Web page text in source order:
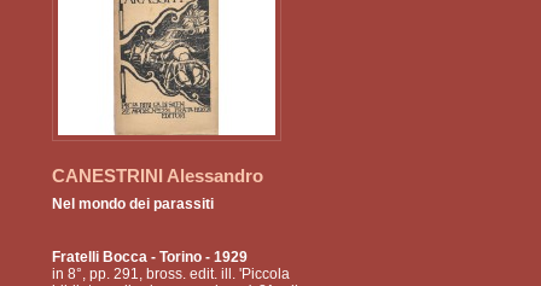
CANESTRINI Alessandro
Nel mondo dei parassiti
Fratelli Bocca- Torino - 1929
in 8°, pp. 291, bross. edit. ill. 'Piccola